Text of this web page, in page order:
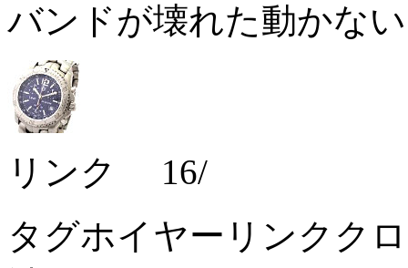
バンドが壊れた動かな
リンク 16/
タグホイヤーリンクク